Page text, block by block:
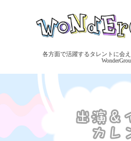
各方面で活躍するタレントに会